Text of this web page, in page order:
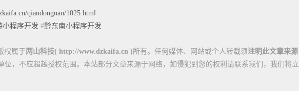
qiandongnan/1025.html
小程序开发 #黔东南小程序开发
权属于两山科技( http://www.dzkaifa.cn )所有。任何媒体、网站或个人转载须注明此文章来源
位，不应超越授权范围。本站部分文章来源于网络，如侵犯到您的权利请联系我们，我们将立